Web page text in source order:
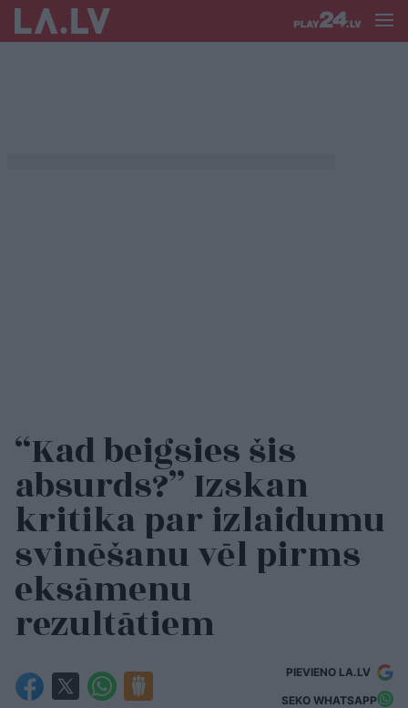
“Kad beigsies šis
absurds?” Izskan
kritika par izlaidumu
svinēšanu vēl pirms
eksāmenu
rezultātiem
PIEVIENO LA.LV
SEKO WHATSAPP